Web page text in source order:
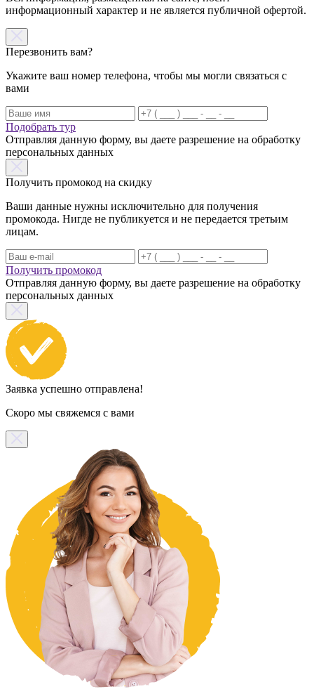
информационный характер и не является публичной офертой.
Перезвонить вам?
Укажите ваш номер телефона, чтобы мы могли связаться с
вами
Подобрать тур
Отправляя данную форму, вы даете разрешение на обработку
персональных данных
Получить промокод на скидку
Ваши данные нужны исключительно для получения
промокода. Нигде не публикуется и не передается третьим
лицам.
Получить промокод
Отправляя данную форму, вы даете разрешение на обработку
персональных данных
Заявка успешно отправлена!
Скоро мы свяжемся с вами